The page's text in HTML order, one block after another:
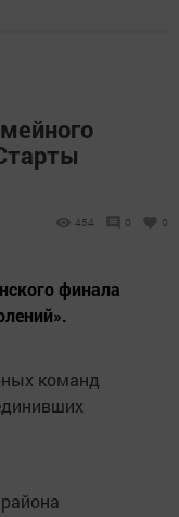
454 0 0
финала
команд